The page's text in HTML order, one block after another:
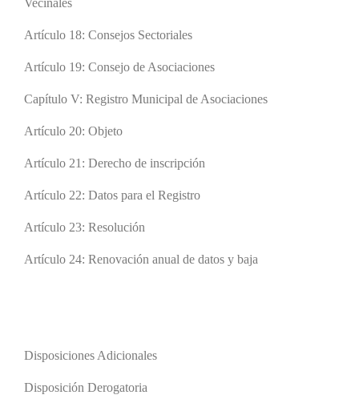
Artículo 18: Consejos Sectoriales
Artículo 19: Consejo de Asociaciones
Capítulo V: Registro Municipal de Asociaciones
Artículo 20: Objeto
Artículo 21: Derecho de inscripción
Artículo 22: Datos para el Registro
Artículo 23: Resolución
Artículo 24: Renovación anual de datos y baja
Disposiciones Adicionales
Disposición Derogatoria